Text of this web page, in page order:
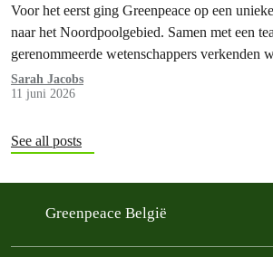
Voor het eerst ging Greenpeace op een
naar het Noordpoolgebied. Samen met een
gerenommeerde wetenschappers verkenden
wonderen van de Arctische diepzee, een van
wildernissen op aarde. En wat we daar
Sarah Jacobs
11 juni 2026
See all posts
Greenpeace België